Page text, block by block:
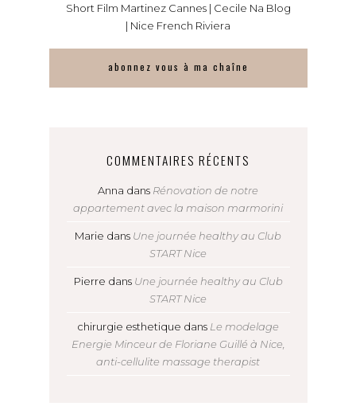
Short Film Martinez Cannes | Cecile Na Blog
| Nice French Riviera
abonnez vous à ma chaîne
COMMENTAIRES RÉCENTS
Anna dans Rénovation de notre
appartement avec la maison marmorini
Marie dans Une journée healthy au Club
START Nice
Pierre dans Une journée healthy au Club
START Nice
chirurgie esthetique dans Le modelage
Energie Minceur de Floriane Guillé à Nice,
anti-cellulite massage therapist